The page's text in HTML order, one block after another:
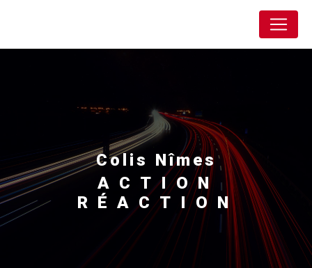
colis Nîmes
ACTION
RÉACTION